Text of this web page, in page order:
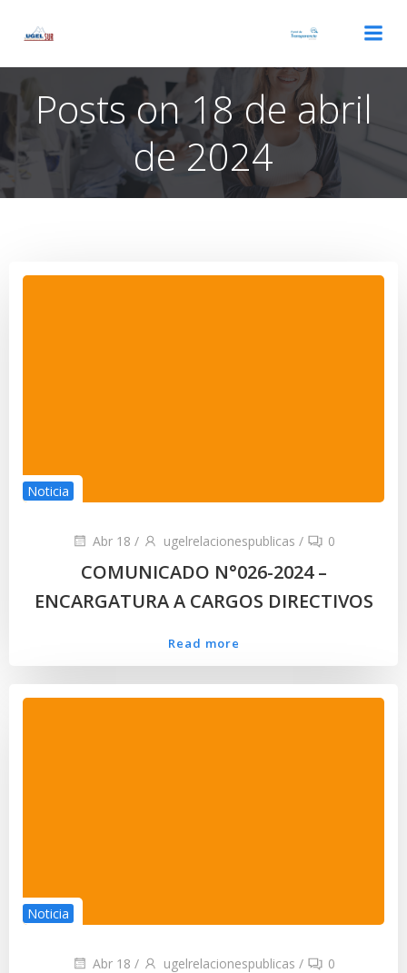
Posts on 18 de abril
de 2024
Noticia
Abr 18 / ugelrelacionespublicas / 0
COMUNICADO N°026-2024 –
ENCARGATURA A CARGOS DIRECTIVOS
Read more
Noticia
Abr 18 / ugelrelacionespublicas / 0